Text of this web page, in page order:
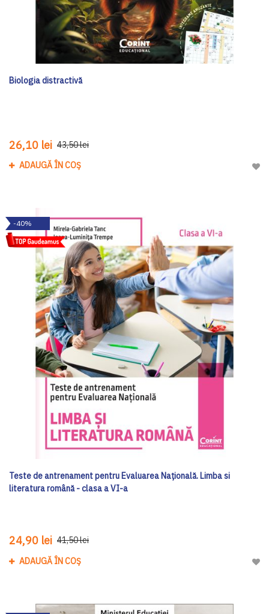
Biologia distractivă
26,10 lei 43,50 lei
ADAUGĂ ÎN COȘ
-40%
Teste de antrenament pentru Evaluarea Națională. Limba si
literatura română - clasa a VI-a
24,90 lei 41,50 lei
ADAUGĂ ÎN COȘ